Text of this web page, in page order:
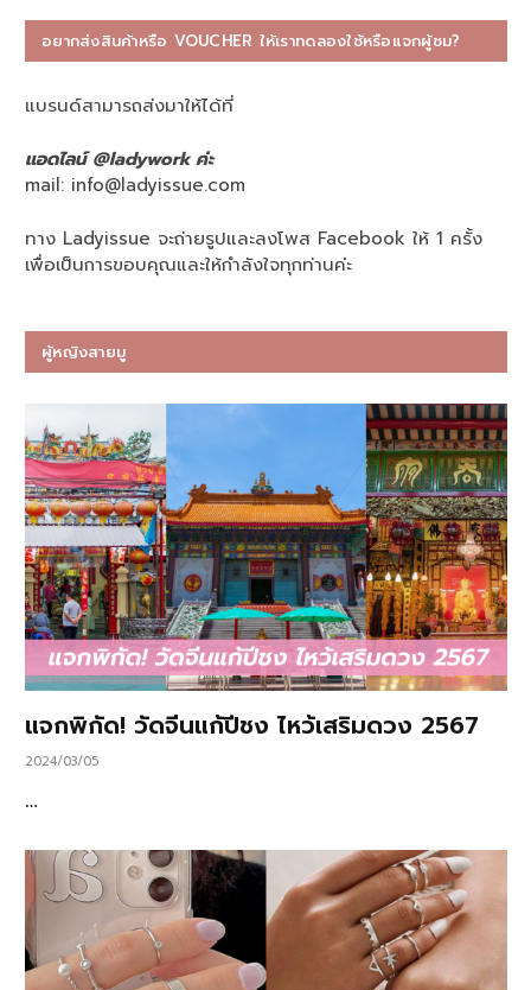
อยากส่งสินค้าหรือ VOUCHER ให้เราทดลองใช้หรือแจกผู้ชม?
แบรนด์สามารถส่งมาให้ได้ที่
แอดไลน์ @ladywork ค่ะ
mail: info@ladyissue.com
ทาง Ladyissue จะถ่ายรูปและลงโพส Facebook ให้ 1 ครั้ง
เพื่อเป็นการขอบคุณและให้กำลังใจทุกท่านค่ะ
ผู้หญิงสายมู
แจกพิกัด! วัดจีนแก้ปีชง ไหว้เสริมดวง 2567
2024/03/05
…